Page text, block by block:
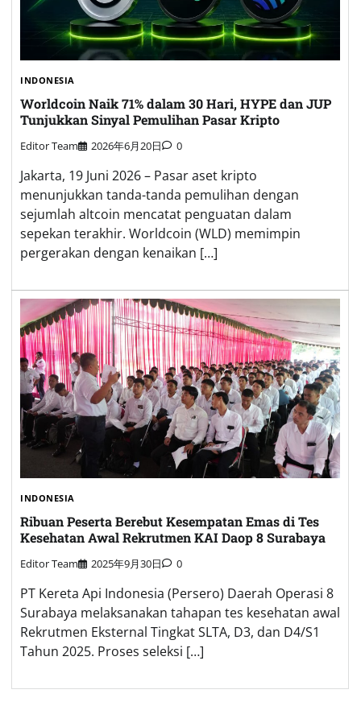
INDONESIA
Worldcoin Naik 71% dalam 30 Hari, HYPE dan JUP
Tunjukkan Sinyal Pemulihan Pasar Kripto
Editor Team 2026年6月20日 0
Jakarta, 19 Juni 2026 – Pasar aset kripto
menunjukkan tanda-tanda pemulihan dengan
sejumlah altcoin mencatat penguatan dalam
sepekan terakhir. Worldcoin (WLD) memimpin
pergerakan dengan kenaikan […]
INDONESIA
Ribuan Peserta Berebut Kesempatan Emas di Tes
Kesehatan Awal Rekrutmen KAI Daop 8 Surabaya
Editor Team 2025年9月30日 0
PT Kereta Api Indonesia (Persero) Daerah Operasi 8
Surabaya melaksanakan tahapan tes kesehatan awal
Rekrutmen Eksternal Tingkat SLTA, D3, dan D4/S1
Tahun 2025. Proses seleksi […]